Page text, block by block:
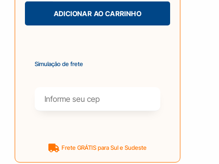
ADICIONAR AO CARRINHO
Simulação de frete
Frete GRÁTIS para Sul e Sudeste